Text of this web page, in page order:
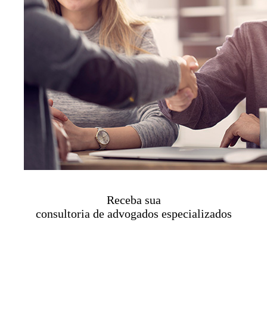
Receba sua
consultoria de advogados especializados